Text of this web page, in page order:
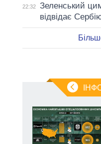
22:32
Зеленський
відвідає